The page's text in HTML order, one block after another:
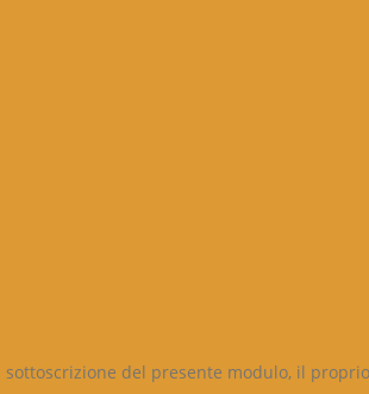
sottoscrizione del presente modulo, il